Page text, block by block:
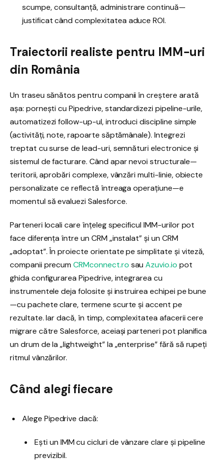
scumpe, consultanță, administrare continuă—
justificat când complexitatea aduce ROI.
Traiectorii realiste pentru IMM-uri
din România
Un traseu sănătos pentru companii în creștere arată
așa: pornești cu Pipedrive, standardizezi pipeline-urile,
automatizezi follow-up-ul, introduci discipline simple
(activități, note, rapoarte săptămânale). Integrezi
treptat cu surse de lead-uri, semnături electronice și
sistemul de facturare. Când apar nevoi structurale—
teritorii, aprobări complexe, vânzări multi-linie, obiecte
personalizate ce reflectă întreaga operațiune—e
momentul să evaluezi Salesforce.
Parteneri locali care înțeleg specificul IMM-urilor pot
face diferența între un CRM „instalat” și un CRM
„adoptat”. În proiecte orientate pe simplitate și viteză,
companii precumCRMconnect.ro sauAzuvio.io pot
ghida configurarea Pipedrive, integrarea cu
instrumentele deja folosite și instruirea echipei pe bune
—cu pachete clare, termene scurte și accent pe
rezultate. Iar dacă, în timp, complexitatea afacerii cere
migrare către Salesforce, aceiași parteneri pot planifica
un drum de la „lightweight” la „enterprise” fără să rupeți
ritmul vânzărilor.
Când alegi fiecare
Alege Pipedrive dacă:
Ești un IMM cu cicluri de vânzare clare și pipeline
previzibil.